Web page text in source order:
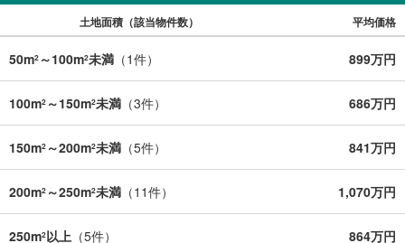
土地面積（該当物件数） 平均価格
50m2 ～100m2未満 （1件） 899万円
100m2 ～150m2未満 （3件） 686万円
150m2 ～200m2未満 （5件） 841万円
200m2 ～250m2未満 （11件） 1,070万円
250m2以上 （5件） 864万円